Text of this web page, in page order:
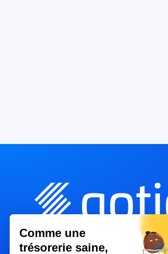
Comme une
trésorerie saine,